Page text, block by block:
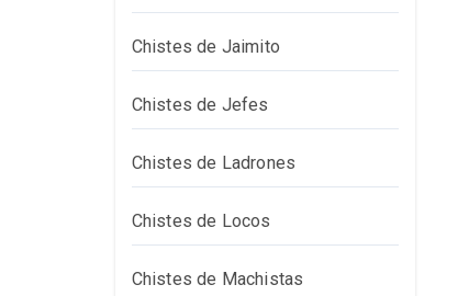
Chistes de Jaimito
Chistes de Jefes
Chistes de Ladrones
Chistes de Locos
Chistes de Machistas